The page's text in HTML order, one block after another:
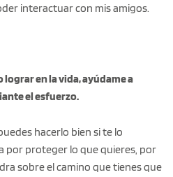
interactuar con mis amigos.
lograr en la vida, ayúdame a
el esfuerzo.
hacerlo bien si te lo
por proteger lo que quieres, por
sobre el camino que tienes que